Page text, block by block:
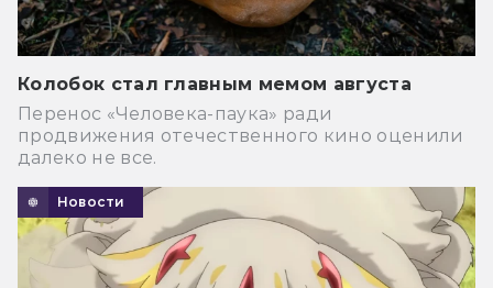
Колобок стал главным мемом августа
Перенос «Человека-паука» ради
продвижения отечественного кино оценили
далеко не все.
Новости